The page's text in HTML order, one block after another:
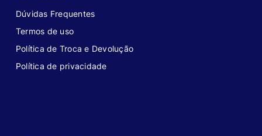
Dúvidas Frequentes
Termos de uso
Política de Troca e Devolução
Política de privacidade